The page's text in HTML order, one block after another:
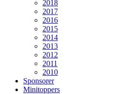
2018
2017
2016
2015
2014
2013
2012
2011
2010
Sponsorer
Minitoppers